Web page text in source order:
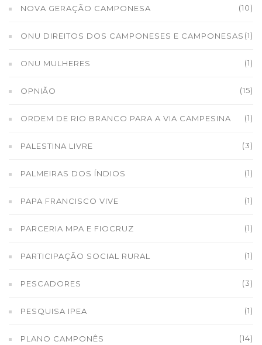
NOVA GERAÇÃO CAMPONESA (10)
ONU DIREITOS DOS CAMPONESES E CAMPONESAS (1)
ONU MULHERES (1)
OPNIÃO (15)
ORDEM DE RIO BRANCO PARA A VIA CAMPESINA (1)
PALESTINA LIVRE (3)
PALMEIRAS DOS ÍNDIOS (1)
PAPA FRANCISCO VIVE (1)
PARCERIA MPA E FIOCRUZ (1)
PARTICIPAÇÃO SOCIAL RURAL (1)
PESCADORES (3)
PESQUISA IPEA (1)
PLANO CAMPONÊS (14)